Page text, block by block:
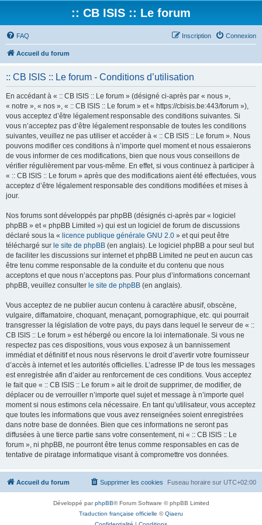
:: CB ISIS :: Le forum
FAQ Connexion
Inscription
Accueil du forum
:: CB ISIS :: Le forum - Conditions d’utilisation
En accédant à « :: CB ISIS :: Le forum » (désigné ci-après par « nous »,
« notre », « nos », « :: CB ISIS :: Le forum » et « https://cbisis.be:443/forum »),
vous acceptez d’être légalement responsable des conditions suivantes. Si
vous n’acceptez pas d’être légalement responsable de toutes les conditions
suivantes, veuillez ne pas utiliser et accéder à « :: CB ISIS :: Le forum ». Nous
pouvons modifier ces conditions à n’importe quel moment et nous essaierons
de vous informer de ces modifications, bien que nous vous conseillons de
vérifier régulièrement par vous-même. En effet, si vous continuez à participer à
« :: CB ISIS :: Le forum » après que des modifications aient été effectuées, vous
acceptez d’être légalement responsable des conditions modifiées et mises à
jour.
Nos forums sont développés par phpBB (désignés ci-après par « logiciel
phpBB » et « phpBB Limited ») qui est un logiciel de forum de discussions
déclaré sous la « licence publique générale GNU 2.0 » et qui peut être
téléchargé sur le site de phpBB (en anglais). Le logiciel phpBB a pour seul but
de faciliter les discussions sur internet et phpBB Limited ne peut en aucun cas
être tenu comme responsable de la conduite et du contenu que nous
acceptons et que nous n’acceptons pas. Pour plus d’informations concernant
phpBB, veuillez consulter le site de phpBB (en anglais).
Vous acceptez de ne publier aucun contenu à caractère abusif, obscène,
vulgaire, diffamatoire, choquant, menaçant, pornographique, etc. qui pourrait
transgresser la législation de votre pays, du pays dans lequel le serveur de « ::
CB ISIS :: Le forum » est hébergé ou encore la loi internationale. Si vous ne
respectez pas ces dispositions, vous vous exposez à un bannissement
immédiat et définitif et nous nous réservons le droit d’avertir votre fournisseur
d’accès à internet et les autorités officielles. L’adresse IP de tous les messages
est enregistrée afin d’aider au renforcement de ces conditions. Vous acceptez
le fait que « :: CB ISIS :: Le forum » ait le droit de supprimer, de modifier, de
déplacer ou de verrouiller n’importe quel sujet et message à n’importe quel
moment si nous estimons cela nécessaire. En tant qu’utilisateur, vous acceptez
que toutes les informations que vous avez renseignées soient enregistrées
dans notre base de données. Bien que ces informations ne seront pas
diffusées à une tierce partie sans votre consentement, ni « :: CB ISIS :: Le
forum », ni phpBB, ne pourront être tenus comme responsables en cas de
tentative de piratage informatique visant à compromettre vos données.
Accueil du forum Fuseau horaire sur UTC+02:00
Supprimer les cookies
Développé parphpBB® Forum Software © phpBB Limited
Traduction française officielle ©Qiaeru